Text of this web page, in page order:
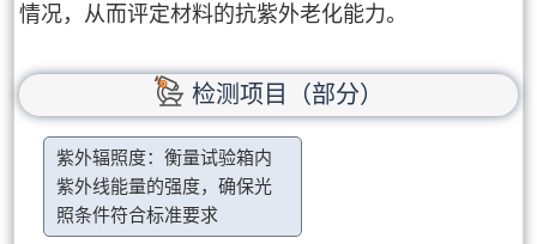
情况，从而评定材料的抗紫外老化能力。
检测项目（部分）
紫外辐照度：衡量试验箱内
紫外线能量的强度，确保光
照条件符合标准要求